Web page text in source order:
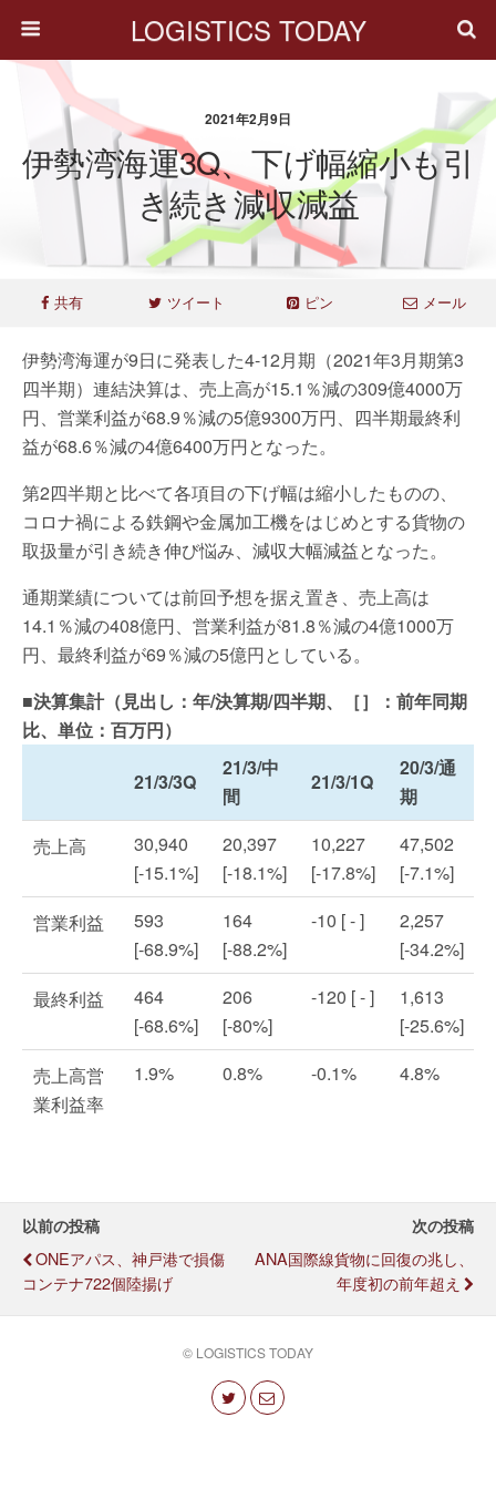
LOGISTICS TODAY
2021年2月9日
伊勢湾海運3Q、下げ幅縮小も引
き続き減収減益
共有 ツイート ピン メール
伊勢湾海運が9日に発表した4-12月期（2021年3月期第3
四半期）連結決算は、売上高が15.1％減の309億4000万
円、営業利益が68.9％減の5億9300万円、四半期最終利
益が68.6％減の4億6400万円となった。
第2四半期と比べて各項目の下げ幅は縮小したものの、
コロナ禍による鉄鋼や金属加工機をはじめとする貨物の
取扱量が引き続き伸び悩み、減収大幅減益となった。
通期業績については前回予想を据え置き、売上高は
14.1％減の408億円、営業利益が81.8％減の4億1000万
円、最終利益が69％減の5億円としている。
■決算集計（見出し：年/決算期/四半期、［］：前年同期
比、単位：百万円）
21/3/3Q
21/3/中
間
21/3/1Q
20/3/通
期
売上高
30,940
[-15.1%]
20,397
[-18.1%]
10,227
[-17.8%]
47,502
[-7.1%]
営業利益
593
[-68.9%]
164
[-88.2%]
-10 [ - ]
2,257
[-34.2%]
最終利益
464
[-68.6%]
206
[-80%]
-120 [ - ]
1,613
[-25.6%]
売上高営
業利益率
1.9% 0.8% -0.1% 4.8%
以前の投稿
ONEアパス、神戸港で損傷
コンテナ722個陸揚げ
次の投稿
ANA国際線貨物に回復の兆し、
年度初の前年超え
© LOGISTICS TODAY